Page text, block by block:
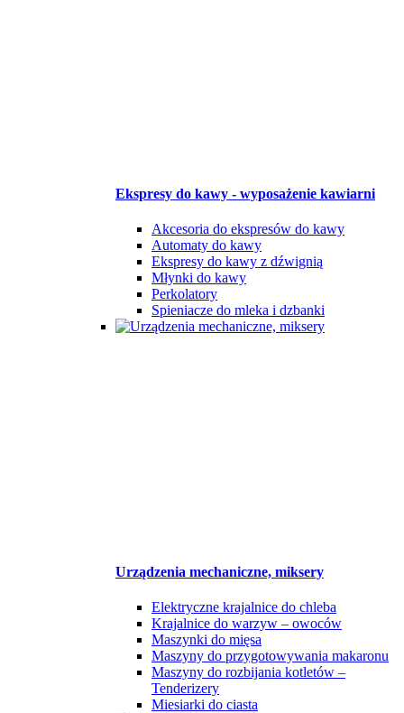
Ekspresy do kawy - wyposażenie kawiarni
Akcesoria do ekspresów do kawy
Automaty do kawy
Ekspresy do kawy z dźwignią
Młynki do kawy
Perkolatory
Spieniacze do mleka i dzbanki
Urządzenia mechaniczne, miksery
Elektryczne krajalnice do chleba
Krajalnice do warzyw – owoców
Maszynki do mięsa
Maszyny do przygotowywania makaronu
Maszyny do rozbijania kotletów –
Tenderizery
Miesiarki do ciasta